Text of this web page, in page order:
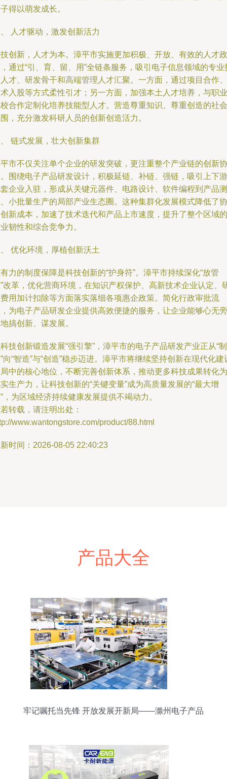
得以萌发成长。
人才驱动，激发创新活力
创新，人才为本。漳平市实施更加积极、开放、有效的人才政
通过“引、育、留、用”全链条服务，吸引电子信息领域的专业
才、研发骨干和高端管理人才汇聚。一方面，通过项目合作、
入股等方式柔性引才；另一方面，加强本土人才培养，与职业
合作定制化培养技能型人才。营造尊重知识、尊重创造的社会
，充分激发科研人员的创新创造活力。
链式发展，壮大创新集群
市不仅关注单个企业的研发突破，更注重整个产业链的创新协
围绕电子产品研发设计，积极延链、补链、强链，吸引上下游
企业入驻，形成从关键元器件、电路设计、软件编程到产品测
小批量生产的局部产业生态圈。这种集群化发展模式降低了协
新成本，加速了技术迭代和产品上市速度，提升了整个区域的
韧性和综合竞争力。
优化环境，厚植创新沃土
力的制度保障是科技创新的“护身符”。漳平市持续深化“放管
改革，优化营商环境，在知识产权保护、高新技术企业认定、
用加计扣除等方面落实落细各项惠企政策。简化行政审批流
为电子产品研发企业提供高效便捷的服务，让企业能够心无旁
搞创新、谋发展。
技创新锻造发展“强引擎”，漳平市的电子产品研发产业正从“制
向“智造”与“创造”稳步迈进。漳平市将继续坚持创新在现代化建
中的核心地位，不断完善创新体系，推动更多科技成果转化为
生产力，让科技创新的“关键变量”成为高质量发展的“最大增
，为区域经济持续健康发展提供不竭动力。
转载，请注明出处：
www.wantongstore.com/product/88.html
时间：2026-08-05 22:40:23
产品大全
牢记嘱托当先锋 开放发展开新局——滁州电子产品